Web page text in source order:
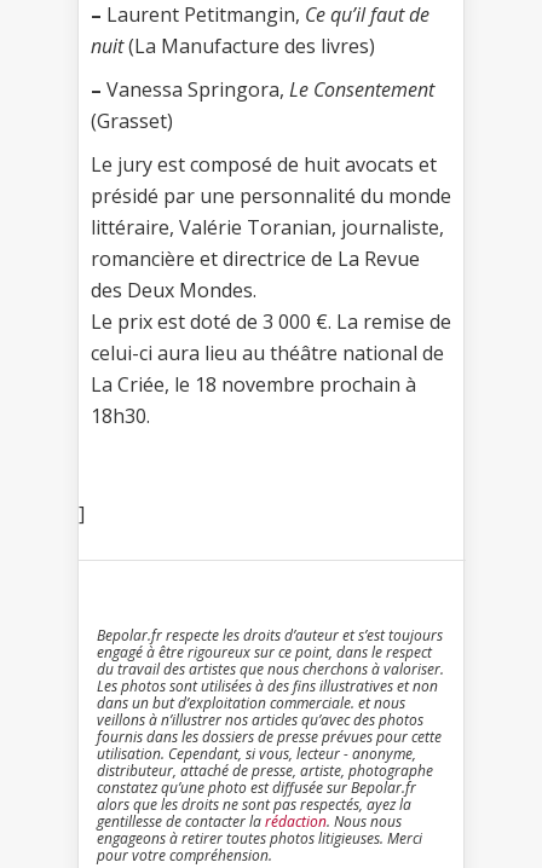
– Laurent Petitmangin, Ce qu’il faut de
nuit(La Manufacture des livres)
– Vanessa Springora, Le Consentement
(Grasset)
Le jury est composé de huit avocats et
présidé par une personnalité du monde
littéraire, Valérie Toranian, journaliste,
romancière et directrice de La Revue
des Deux Mondes.
Le prix est doté de 3 000 €. La remise de
celui-ci aura lieu au théâtre national de
La Criée, le 18 novembre prochain à
18h30.
]
Bepolar.fr respecte les droits d’auteur et s’est toujours
engagé à être rigoureux sur ce point, dans le respect
du travail des artistes que nous cherchons à valoriser.
Les photos sont utilisées à des fins illustratives et non
dans un but d’exploitation commerciale. et nous
veillons à n’illustrer nos articles qu’avec des photos
fournis dans les dossiers de presse prévues pour cette
utilisation. Cependant, si vous, lecteur - anonyme,
distributeur, attaché de presse, artiste, photographe
constatez qu’une photo est diffusée sur Bepolar.fr
alors que les droits ne sont pas respectés, ayez la
gentillesse de contacter larédaction. Nous nous
engageons à retirer toutes photos litigieuses. Merci
pour votre compréhension.